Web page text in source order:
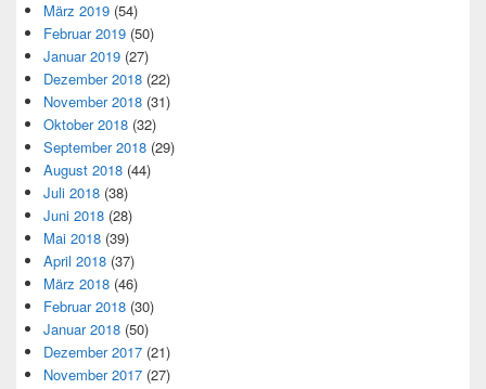
März 2019 (54)
Februar 2019 (50)
Januar 2019 (27)
Dezember 2018 (22)
November 2018 (31)
Oktober 2018 (32)
September 2018 (29)
August 2018 (44)
Juli 2018 (38)
Juni 2018 (28)
Mai 2018 (39)
April 2018 (37)
März 2018 (46)
Februar 2018 (30)
Januar 2018 (50)
Dezember 2017 (21)
November 2017 (27)